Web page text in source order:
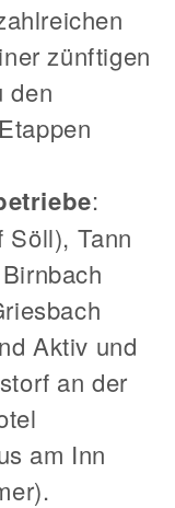
zünftigen
den
:
Söll), Tann
Aktiv und
an der
am Inn